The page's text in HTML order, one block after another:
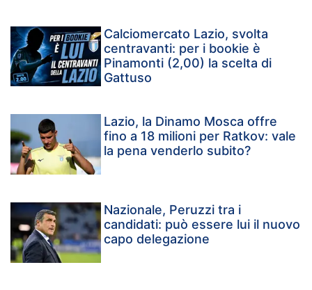
Calciomercato Lazio, svolta
centravanti: per i bookie è
Pinamonti (2,00) la scelta di
Gattuso
Lazio, la Dinamo Mosca offre
fino a 18 milioni per Ratkov: vale
la pena venderlo subito?
Nazionale, Peruzzi tra i
candidati: può essere lui il nuovo
capo delegazione